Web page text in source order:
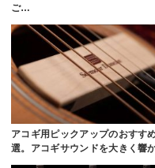
ご…
アコギ用ピックアップのおすす
選。アコギサウンドを大きく響